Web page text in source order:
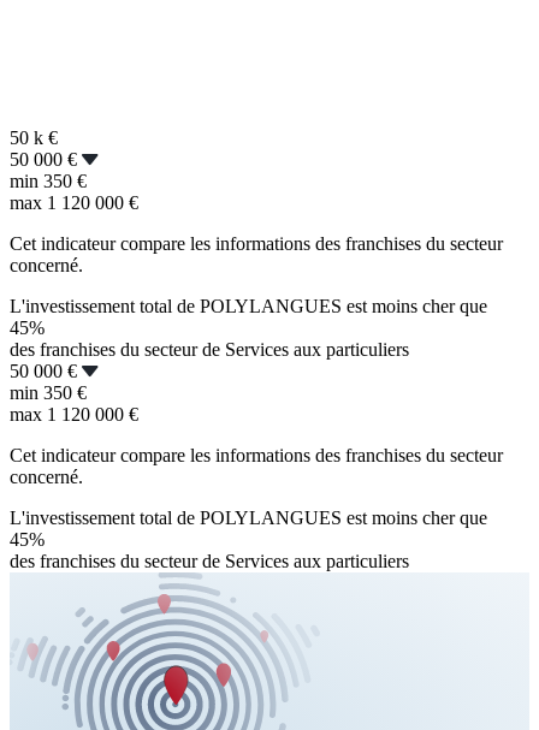
50 k €
50 000 €
min 350 €
max 1 120 000 €
Cet indicateur compare les informations des franchises du secteur
concerné.
L'investissement total de POLYLANGUES est moins cher que
45%
des franchises du secteur de Services aux particuliers
50 000 €
min 350 €
max 1 120 000 €
Cet indicateur compare les informations des franchises du secteur
concerné.
L'investissement total de POLYLANGUES est moins cher que
45%
des franchises du secteur de Services aux particuliers